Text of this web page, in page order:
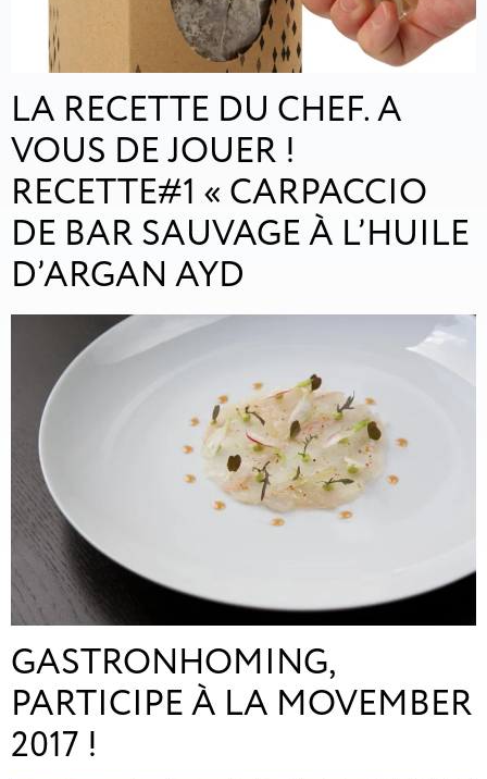
LA RECETTE DU CHEF. A
VOUS DE JOUER !
RECETTE#1 « CARPACCIO
DE BAR SAUVAGE À L’HUILE
D’ARGAN AYD
GASTRONHOMING,
PARTICIPE À LA MOVEMBER
2017 !